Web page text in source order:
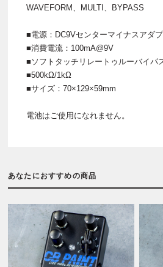
WAVEFORM、MULTI、BYPASS
■電源：DC9Vセンターマイナスアダ
■消費電流：100mA@9V
■ソフトタッチリレートゥルーバイパ
■500kΩ/1kΩ
■サイズ：70×129×59mm
電池はご使用になれません。
あなたにおすすめの商品